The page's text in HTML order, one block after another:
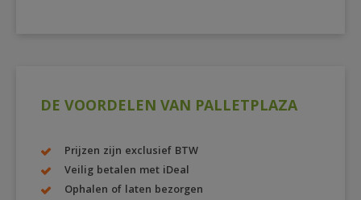
DE VOORDELEN VAN PALLETPLAZA
Prijzen zijn exclusief BTW
Veilig betalen met iDeal
Ophalen of laten bezorgen